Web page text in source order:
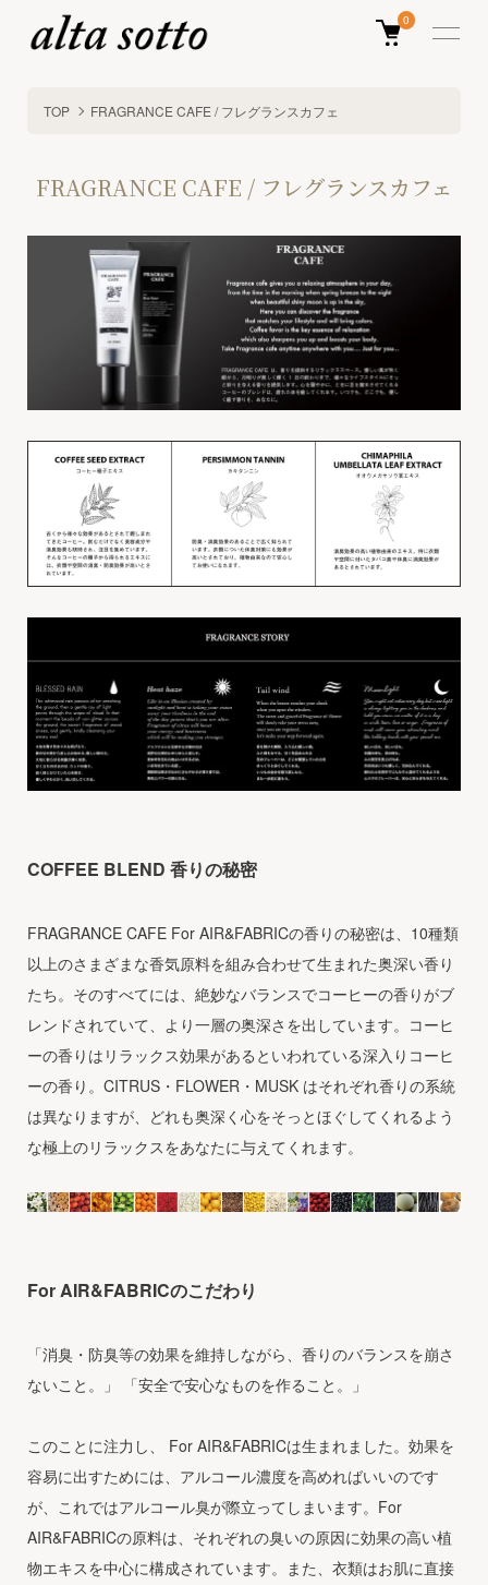
0
TOP FRAGRANCE CAFE / フレグランスカフェ
FRAGRANCE CAFE / フレグランスカフェ
COFFEE BLEND 香りの秘密
FRAGRANCE CAFE For AIR&FABRICの香りの秘密は、10種類
以上のさまざまな香気原料を組み合わせて生まれた奥深い香り
たち。そのすべてには、絶妙なバランスでコーヒーの香りがブ
レンドされていて、より一層の奥深さを出しています。コーヒ
ーの香りはリラックス効果があるといわれている深入りコーヒ
ーの香り。CITRUS・FLOWER・MUSK はそれぞれ香りの系統
は異なりますが、どれも奥深く心をそっとほぐしてくれるよう
な極上のリラックスをあなたに与えてくれます。
For AIR&FABRICのこだわり
「消臭・防臭等の効果を維持しながら、香りのバランスを崩さ
ないこと。」 「安全で安心なものを作ること。」
このことに注力し、 For AIR&FABRICは生まれました。効果を
容易に出すためには、アルコール濃度を高めればいいのです
が、これではアルコール臭が際立ってしまいます。For
AIR&FABRICの原料は、それぞれの臭いの原因に効果の高い植
物エキスを中心に構成されています。また、衣類はお肌に直接